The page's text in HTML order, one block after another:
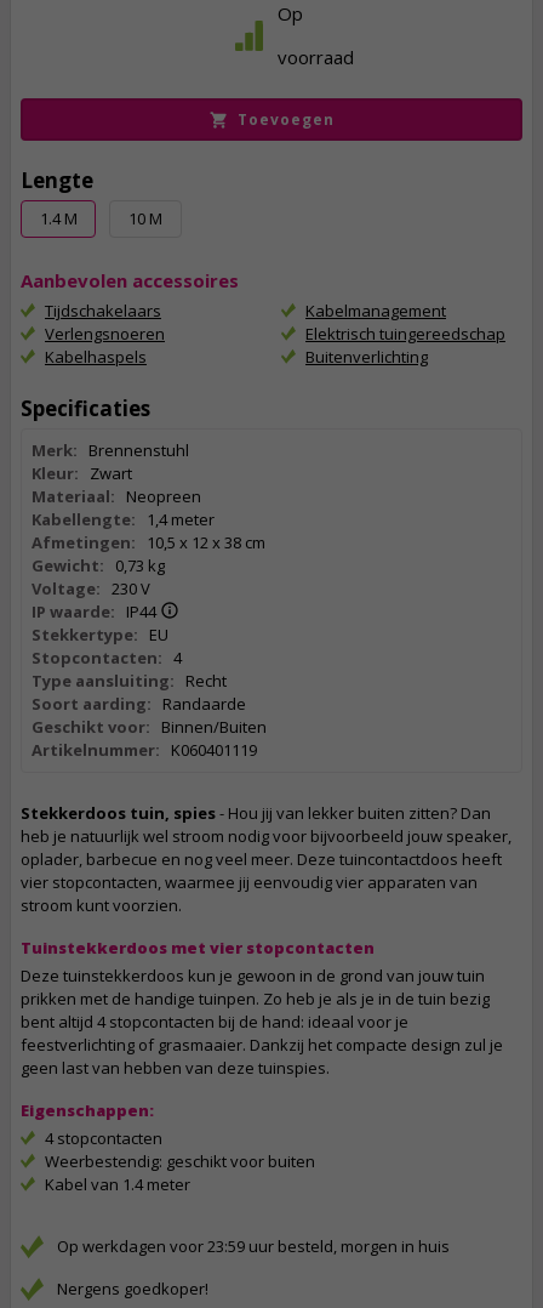
Op
voorraad
Toevoegen
Lengte
1.4 M 10 M
Aanbevolen accessoires
Tijdschakelaars
Verlengsnoeren
Kabelhaspels
Kabelmanagement
Elektrisch tuingereedschap
Buitenverlichting
Specificaties
Merk:
Brennenstuhl
Kleur:
Zwart
Materiaal:
Neopreen
Kabellengte:
1,4 meter
Afmetingen:
10,5 x 12 x 38 cm
Gewicht:
0,73 kg
Voltage: 230 V
IP waarde:
IP44
Stekkertype:
EU
Stopcontacten: 4
Type aansluiting:
Recht
Soort aarding:
Randaarde
Geschikt voor:
Binnen/Buiten
Artikelnummer:
K060401119
Stekkerdoos tuin, spies- Hou jij van lekker buiten zitten? Dan
heb je natuurlijk wel stroom nodig voor bijvoorbeeld jouw speaker,
oplader, barbecue en nog veel meer. Deze tuincontactdoos heeft
vier stopcontacten, waarmee jij eenvoudig vier apparaten van
stroom kunt voorzien.
Tuinstekkerdoos met vier stopcontacten
Deze tuinstekkerdoos kun je gewoon in de grond van jouw tuin
prikken met de handige tuinpen. Zo heb je als je in de tuin bezig
bent altijd 4 stopcontacten bij de hand: ideaal voor je
feestverlichting of grasmaaier. Dankzij het compacte design zul je
geen last van hebben van deze tuinspies.
Eigenschappen:
4 stopcontacten
Weerbestendig: geschikt voor buiten
Kabel van 1.4 meter
Op werkdagen voor 23:59 uur besteld, morgen in huis
Nergens goedkoper!